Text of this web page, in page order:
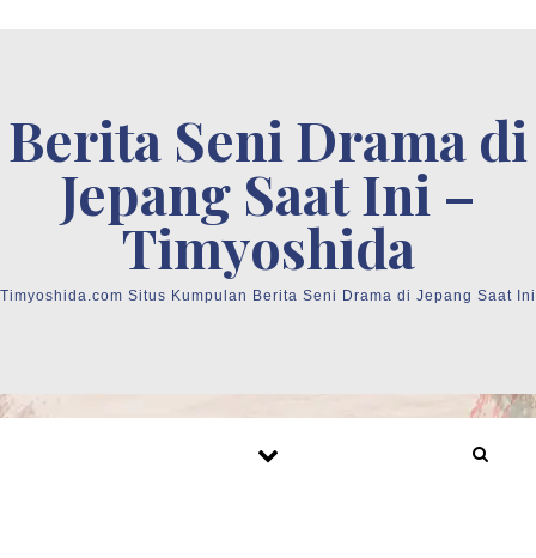
Berita Seni Drama di
Jepang Saat Ini –
Timyoshida
Timyoshida.com Situs Kumpulan Berita Seni Drama di Jepang Saat Ini